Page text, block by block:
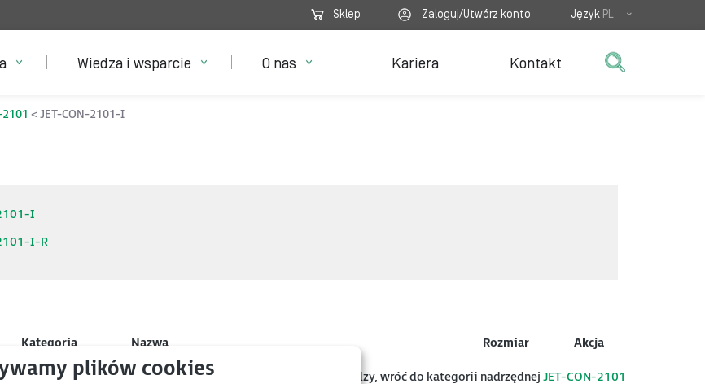
Sklep Zaloguj/Utwórz konto Język PL
Wiedza i wsparcie O nas Kariera Kontakt
2101 JET-CON-2101-I
I
I-R
Kategoria Nazwa Rozmiar Akcja
Jeśli chcesz znaleźć więcej plików oraz bazy wiedzy, wróć do kategorii nadrzędnej JET-CON-2101